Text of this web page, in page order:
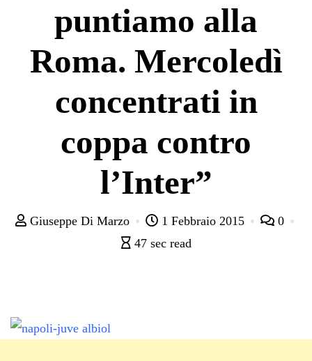
puntiamo alla
Roma. Mercoledì
concentrati in
coppa contro
l’Inter”
Giuseppe Di Marzo 1 Febbraio 2015
0
47 sec read